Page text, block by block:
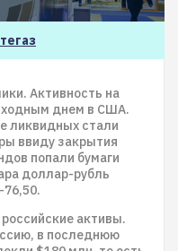
Активность на
днем в США.
ликвидных стали
ввиду закрытия
попали бумаги
доллар-рубль
76,50.
активы.
в последнюю